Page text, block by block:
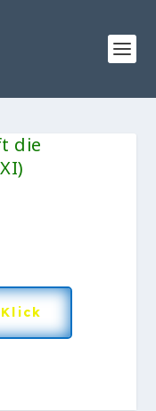
die